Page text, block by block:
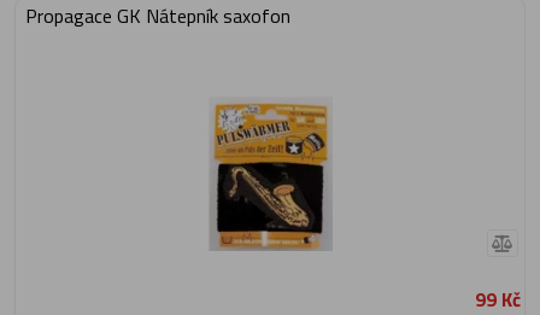
Propagace GK Nátepník saxofon
99 Kč